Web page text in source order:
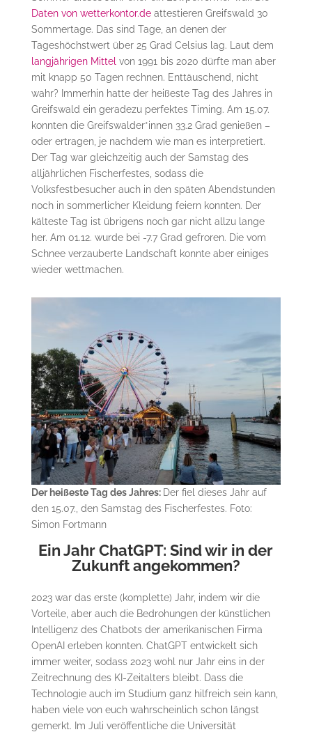
Daten von wetterkontor.deattestieren Greifswald 30
Sommertage. Das sind Tage, an denen der
Tageshöchstwert über 25 Grad Celsius lag. Laut dem
langjährigen Mittel von 1991 bis 2020 dürfte man aber
mit knapp 50 Tagen rechnen. Enttäuschend, nicht
wahr? Immerhin hatte der heißeste Tag des Jahres in
Greifswald ein geradezu perfektes Timing. Am 15.07.
konnten die Greifswalder*innen 33.2 Grad genießen –
oder ertragen, je nachdem wie man es interpretiert.
Der Tag war gleichzeitig auch der Samstag des
alljährlichen Fischerfestes, sodass die
Volksfestbesucher auch in den späten Abendstunden
noch in sommerlicher Kleidung feiern konnten. Der
kälteste Tag ist übrigens noch gar nicht allzu lange
her. Am 01.12. wurde bei -7.7 Grad gefroren. Die vom
Schnee verzauberte Landschaft konnte aber einiges
wieder wettmachen.
Der heißeste Tag des Jahres: Der fiel dieses Jahr auf
den 15.07., den Samstag des Fischerfestes. Foto:
Simon Fortmann
Ein Jahr ChatGPT: Sind wir in der
Zukunft angekommen?
2023 war das erste (komplette) Jahr, indem wir die
Vorteile, aber auch die Bedrohungen der künstlichen
Intelligenz des Chatbots der amerikanischen Firma
OpenAI erleben konnten. ChatGPT entwickelt sich
immer weiter, sodass 2023 wohl nur Jahr eins in der
Zeitrechnung des KI-Zeitalters bleibt. Dass die
Technologie auch im Studium ganz hilfreich sein kann,
haben viele von euch wahrscheinlich schon längst
gemerkt. Im Juli veröffentliche die Universität